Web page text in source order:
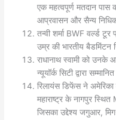
एक महत्वपूर्ण मतदान पास
आप्रवासन और सैन्य
तन्वी शर्मा BWF वर्ल्ड
उम्र की भारतीय बैडमिंटन
राधानाथ स्वामी को उनके
न्यूयॉर्क सिटी द्वारा
रिलायंस डिफेंस ने
महाराष्ट्र के नागपुर
जिसका उद्देश्य जगुआर,